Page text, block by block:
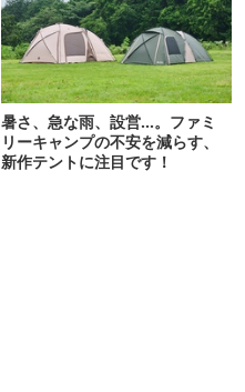
暑さ、急な雨、設営…。ファミ
リーキャンプの不安を減らす、
新作テントに注目です！